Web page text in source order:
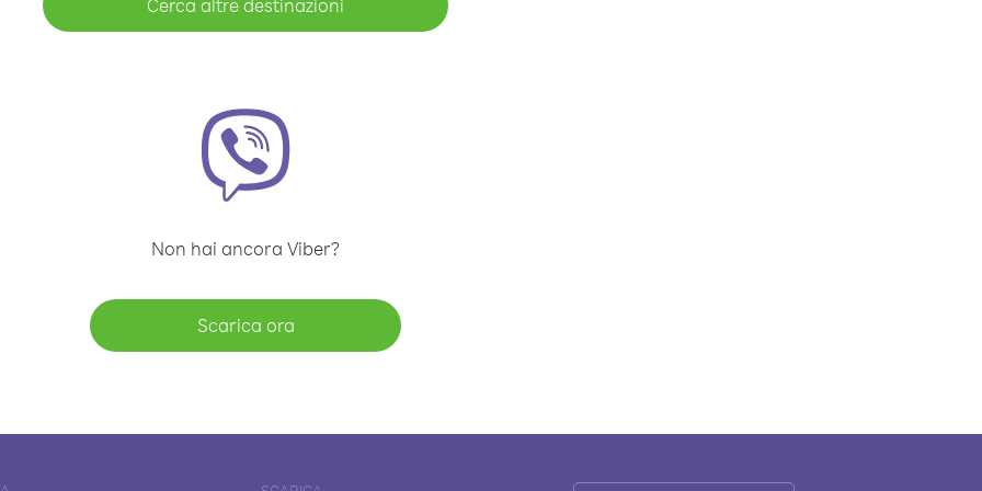
Cerca altre destinazioni
Non hai ancora Viber?
Scarica ora